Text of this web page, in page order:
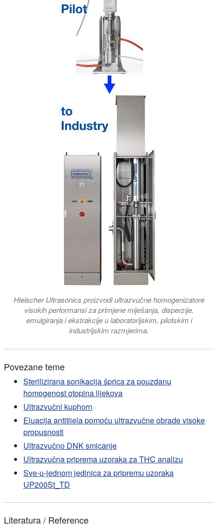
Hielscher Ultrasonics proizvodi ultrazvučne homogenizatore
visokih performansi za primjene miješanja, disperzije,
emulgiranja i ekstrakcije u laboratorijskim, pilotskim i
industrijskim razmjerima.
Povezane teme
Sterilizirana sonikacija šprica za pouzdanu
homogenost otopina lijekova
Ultrazvučni kuphorn
Eluacija antitijela pomoću ultrazvučne obrade visoke
propusnosti
Ultrazvučno DNK smicanje
Ultrazvučna priprema uzoraka za THC analizu
Sve-u-jednom jedinica za pripremu uzoraka
UP200St_TD
Literatura / Reference